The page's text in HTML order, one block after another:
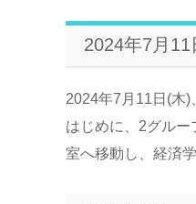
2024年7月
2024年7月11日(木)
はじめに、2グル
室へ移動し、経済